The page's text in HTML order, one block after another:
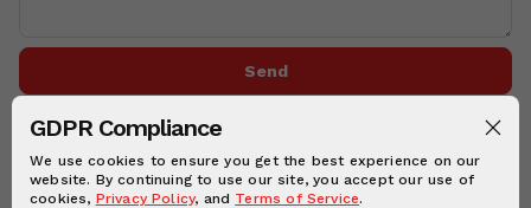
GDPR Compliance
We use cookies to ensure you get the best experience on our
website. By continuing to use our site, you accept our use of
cookies, Privacy Policy, and Terms of Service.
Send